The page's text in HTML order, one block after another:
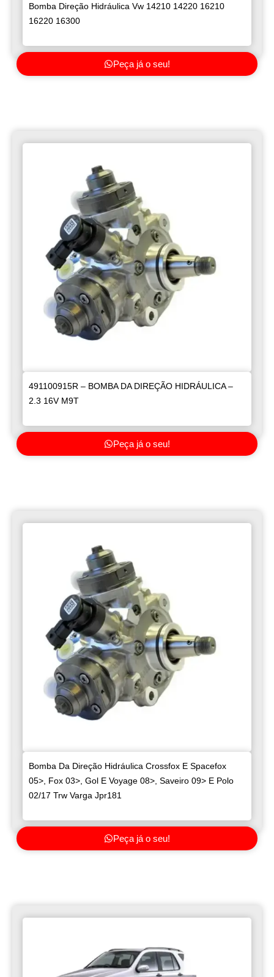
Bomba Direção Hidráulica Vw 14210 14220 16210
16220 16300
Peça já o seu!
491100915R – BOMBA DA DIREÇÃO HIDRÁULICA –
2.3 16V M9T
Peça já o seu!
Bomba Da Direção Hidráulica Crossfox E Spacefox
05>, Fox 03>, Gol E Voyage 08>, Saveiro 09> E Polo
02/17 Trw Varga Jpr181
Peça já o seu!